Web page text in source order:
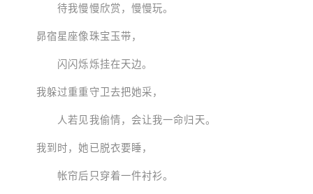
待我慢慢欣赏，慢慢玩。
昴宿星座像珠宝玉带，
闪闪烁烁挂在天边。
我躲过重重守卫去把她采，
人若见我偷情，会让我一命归天。
我到时，她已脱衣要睡，
帐帘后只穿着一件衬衫。